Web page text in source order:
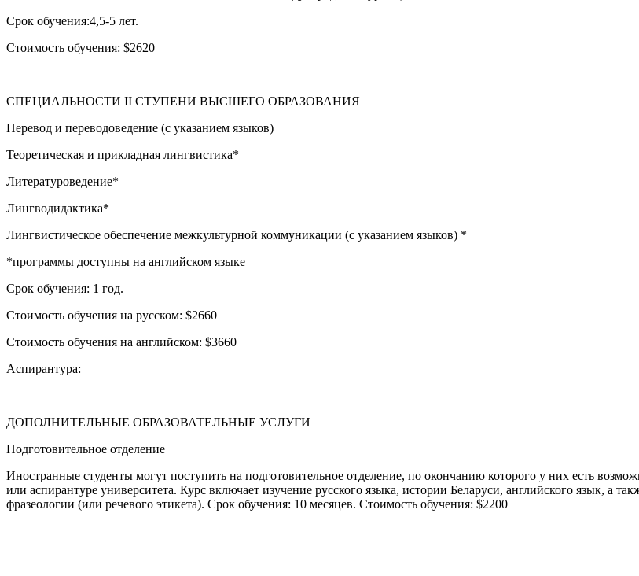
Срок обучения:4,5-5 лет.
Стоимость обучения: $2620
СПЕЦИАЛЬНОСТИ II СТУПЕНИ ВЫСШЕГО ОБРАЗОВАНИЯ
Перевод и переводоведение (с указанием языков)
Теоретическая и прикладная лингвистика*
Литературоведение*
Лингводидактика*
Лингвистическое обеспечение межкультурной коммуникации (с указанием языков) *
*программы доступны на английском языке
Срок обучения: 1 год.
Стоимость обучения на русском: $2660
Стоимость обучения на английском: $3660
Аспирантура:
ДОПОЛНИТЕЛЬНЫЕ ОБРАЗОВАТЕЛЬНЫЕ УСЛУГИ
Подготовительное отделение
Иностранные студенты могут поступить на подготовительное отделение, по окончанию которого у них есть
или аспирантуре университета. Курс включает изучение русского языка, истории Беларуси, английского язык, а
фразеологии (или речевого этикета). Срок обучения: 10 месяцев. Стоимость обучения: $2200